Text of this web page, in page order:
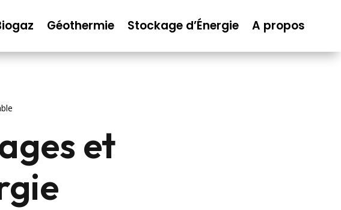
Géothermie Stockage d’Énergie A propos
et